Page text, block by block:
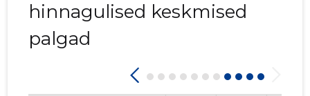
hinnagulised keskmised
palgad